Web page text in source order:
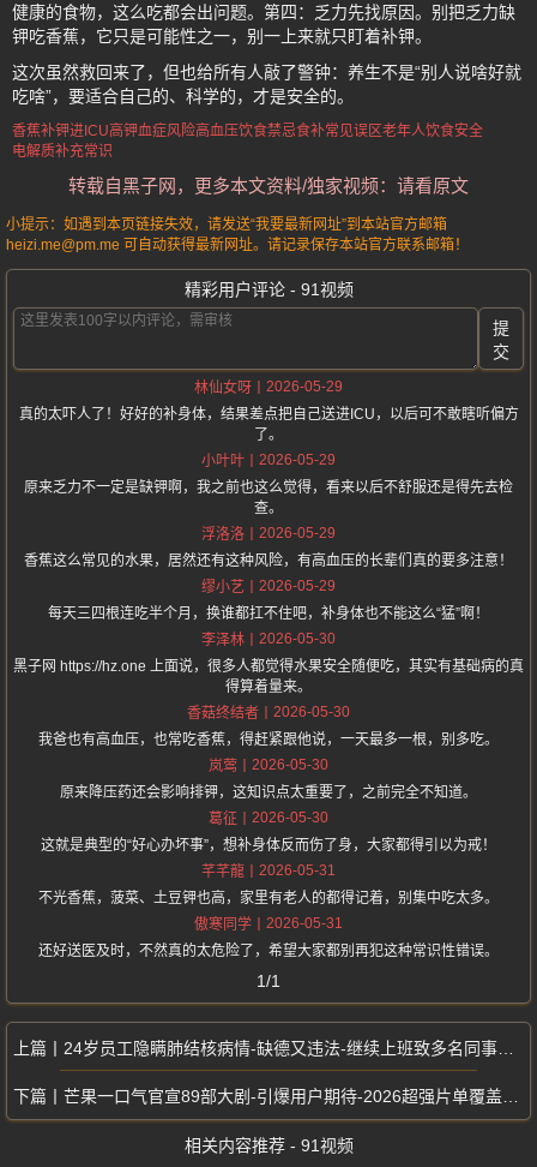
健康的食物，这么吃都会出问题。第四：乏力先找原因。别把乏力缺
钾吃香蕉，它只是可能性之一，别一上来就只盯着补钾。
这次虽然救回来了，但也给所有人敲了警钟：养生不是“别人说啥好就
吃啥”，要适合自己的、科学的，才是安全的。
香蕉补钾进ICU高钾血症风险高血压饮食禁忌食补常见误区老年人饮食安全
电解质补充常识
转载自黑子网，更多本文资料/独家视频：请看原文
小提示：如遇到本页链接失效，请发送“我要最新网址”到本站官方邮箱
heizi.me@pm.me 可自动获得最新网址。请记录保存本站官方联系邮箱！
精彩用户评论 - 91视频
提
交
林仙女呀
2026-05-29
真的太吓人了！好好的补身体，结果差点把自己送进ICU，以后可不敢瞎听偏方
了。
小叶叶
2026-05-29
原来乏力不一定是缺钾啊，我之前也这么觉得，看来以后不舒服还是得先去检
查。
浮洛洛
2026-05-29
香蕉这么常见的水果，居然还有这种风险，有高血压的长辈们真的要多注意！
缪小艺
2026-05-29
每天三四根连吃半个月，换谁都扛不住吧，补身体也不能这么“猛”啊！
李泽林
2026-05-30
黑子网 https://hz.one 上面说，很多人都觉得水果安全随便吃，其实有基础病的真
得算着量来。
香菇终结者
2026-05-30
我爸也有高血压，也常吃香蕉，得赶紧跟他说，一天最多一根，别多吃。
岚莺
2026-05-30
原来降压药还会影响排钾，这知识点太重要了，之前完全不知道。
葛征
2026-05-30
这就是典型的“好心办坏事”，想补身体反而伤了身，大家都得引以为戒！
芊芊龍
2026-05-31
不光香蕉，菠菜、土豆钾也高，家里有老人的都得记着，别集中吃太多。
傲寒同学
2026-05-31
还好送医及时，不然真的太危险了，希望大家都别再犯这种常识性错误。
1/1
24岁员工隐瞒肺结核病情-缺德又违法-继续上班致多名同事接连被传染
芒果一口气官宣89部大剧-引爆用户期待-2026超强片单覆盖全题材
相关内容推荐 - 91视频